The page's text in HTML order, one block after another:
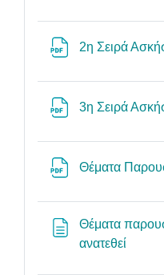
2η Σειρά
3η Σειρά
Θέματα
Θέματα
ανατεθείPage